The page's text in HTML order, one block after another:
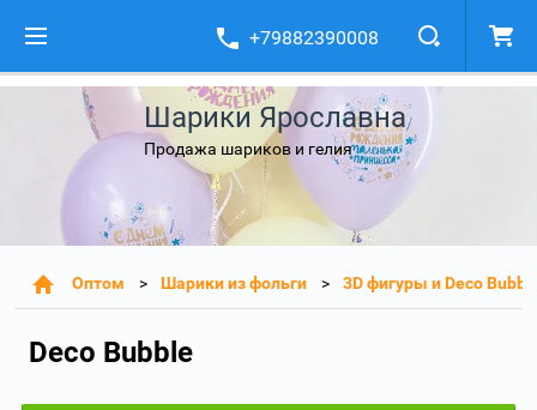
+79882390008
Шарики Ярославна
Продажа шариков и гелия
Оптом Шарики из фольги 3D фигуры и Deco
Deco Bubble